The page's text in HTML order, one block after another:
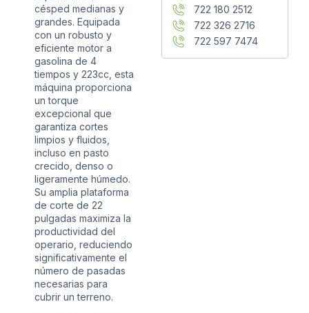
césped medianas y
grandes. Equipada
con un robusto y
eficiente motor a
gasolina de 4
tiempos y 223cc, esta
máquina proporciona
un torque
excepcional que
garantiza cortes
limpios y fluidos,
incluso en pasto
crecido, denso o
ligeramente húmedo.
Su amplia plataforma
de corte de 22
pulgadas maximiza la
productividad del
operario, reduciendo
significativamente el
número de pasadas
necesarias para
cubrir un terreno.
722 180 2512
722 326 2716
722 597 7474